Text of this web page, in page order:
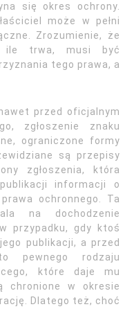
się okres ochrony.
może w pełni
Zrozumienie, że
ile trwa, musi być
tego prawa, a
przed oficjalnym
zgłoszenie znaku
ograniczone formy
są przepisy
zgłoszenia, która
informacji o
ochronnego. Ta
na dochodzenie
przypadku, gdy ktoś
publikacji, a przed
pewnego rodzaju
które daje mu
chronione w okresie
Dlatego też, choć